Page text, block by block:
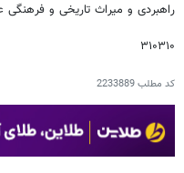
راهبردی و میراث تاریخی و فرهنگی
۳۱۰۳۱۰
کد مطلب2233889